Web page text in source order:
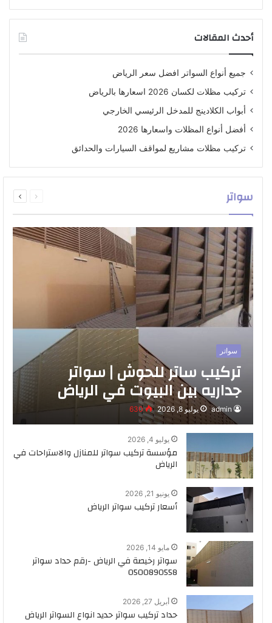
أحدث المقالات
جميع أنواع السواتر افضل سعر الرياض
تركيب مظلات لكسان 2026 اسعارها بالرياض
أبواب الكلادينج للمدخل الرئيسي الخارجي
أفضل أنواع المظلات واسعارها 2026
تركيب مظلات مشاريع لمواقف السيارات والحدائق
سواتر
الصفحة
سواتر
تركيب ساتر للحوش | سواتر
جداريه بين البيوت في الرياض
admin يوليو 8, 2026 630
يوليو 4, 2026
مؤسسة تركيب سواتر للمنازل والاستراحات في
الرياض
يونيو 21, 2026
أسعار تركيب سواتر الرياض
مايو 14, 2026
سواتر رخيصة في الرياض -رقم حداد سواتر
0500890558
أبريل 27, 2026
حداد تركيب سواتر حديد انواع السواتر الرياض